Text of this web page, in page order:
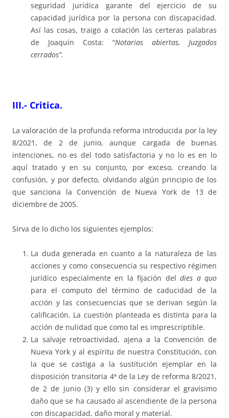
seguridad jurídica garante del ejercicio de su
capacidad jurídica por la persona con discapacidad.
Así las cosas, traigo a colación las certeras palabras
de Joaquín Costa: “Notarias abiertas, Juzgados
cerrados”.
III.- Critica.
La valoración de la profunda reforma introducida por la ley
8/2021, de 2 de junio, aunque cargada de buenas
intenciones, no es del todo satisfactoria y no lo es en lo
aquí tratado y en su conjunto, por exceso, creando la
confusión, y por defecto, olvidando algún principio de los
que sanciona la Convención de Nueva York de 13 de
diciembre de 2005.
Sirva de lo dicho los siguientes ejemplos:
La duda generada en cuanto a la naturaleza de las
acciones y como consecuencia su respectivo régimen
jurídico especialmente en la fijación del dies a quo
para el computo del término de caducidad de la
acción y las consecuencias que se derivan según la
calificación. La cuestión planteada es distinta para la
acción de nulidad que como tal es imprescriptible.
La salvaje retroactividad, ajena a la Convención de
Nueva York y al espíritu de nuestra Constitución, con
la que se castiga a la sustitución ejemplar en la
disposición transitoria 4ª de la Ley de reforma 8/2021,
de 2 de junio (3) y ello sin considerar el gravísimo
daño que se ha causado al ascendiente de la persona
con discapacidad, daño moral y material.